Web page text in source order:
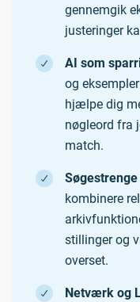
gennemgik
justeringer
AI som
og
hjælpe dig
nøgleord fra
match.
kombinere
stillinger og
overset.
Netværk og